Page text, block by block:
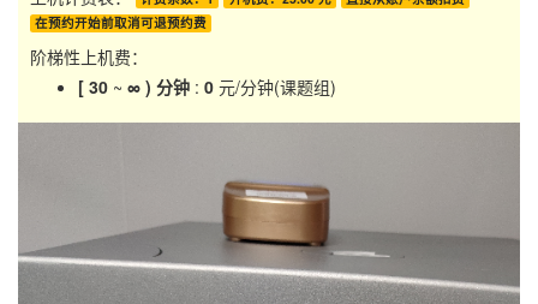
在预约开始前取消可退预约费
阶梯性上机费：
[ 30 ~ ∞ ) 分钟 : 0 元/分钟(课题组)
05:00-
05:15
06:00-
06:15